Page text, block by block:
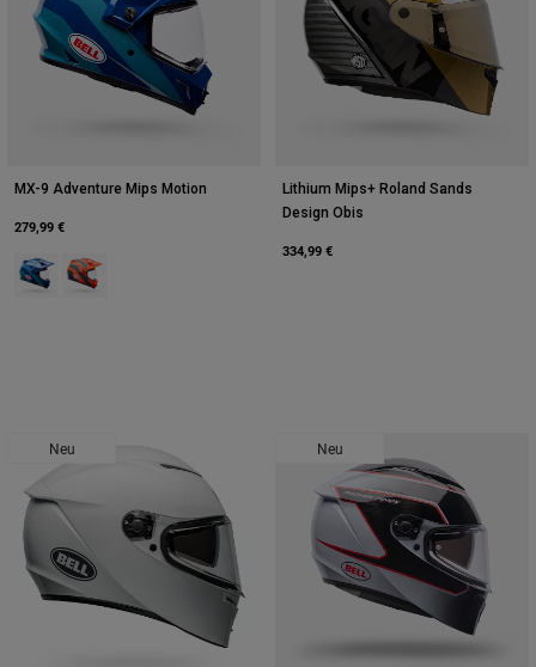
MX-9 Adventure Mips Motion
279,99 €
Product swatch type of Blau.
Product swatch type of Orange.
Lithium Mips+ Roland Sands
Design Obis
334,99 €
Neu Neu